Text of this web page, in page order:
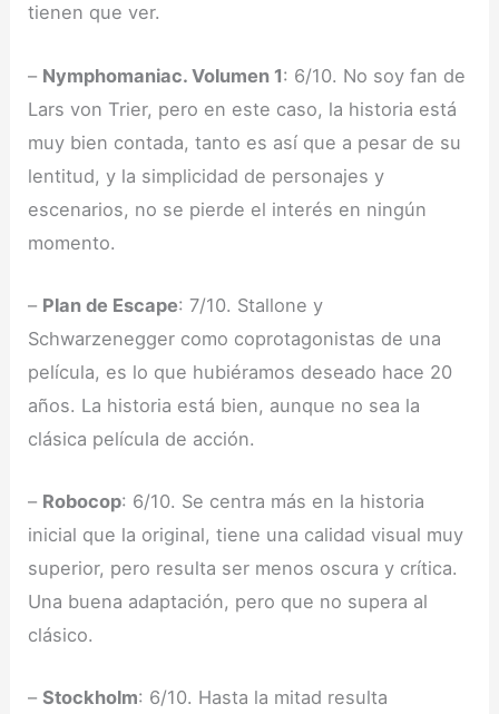
tienen que ver.
– Nymphomaniac. Volumen 1: 6/10. No soy fan de
Lars von Trier, pero en este caso, la historia está
muy bien contada, tanto es así que a pesar de su
lentitud, y la simplicidad de personajes y
escenarios, no se pierde el interés en ningún
momento.
– Plan de Escape: 7/10. Stallone y
Schwarzenegger como coprotagonistas de una
película, es lo que hubiéramos deseado hace 20
años. La historia está bien, aunque no sea la
clásica película de acción.
– Robocop: 6/10. Se centra más en la historia
inicial que la original, tiene una calidad visual muy
superior, pero resulta ser menos oscura y crítica.
Una buena adaptación, pero que no supera al
clásico.
–Stockholm: 6/10. Hasta la mitad resulta